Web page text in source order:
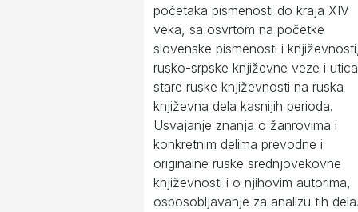
početaka pismenosti do kraja XIV
veka, sa osvrtom na početke
slovenske pismenosti i
rusko-srpske književne veze i
stare ruske književnosti na ruska
književna dela kasnijih perioda.
Usvajanje znanja o žanrovima i
konkretnim delima prevodne i
originalne ruske srednjovekovne
književnosti i o njihovim autorima,
osposobljavanje za analizu tih